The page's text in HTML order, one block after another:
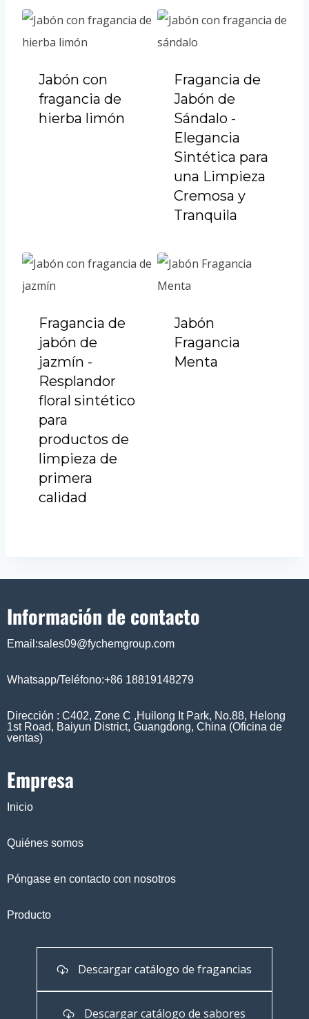
Jabón con
fragancia de
hierba limón
Fragancia de
Jabón de
Sándalo -
Elegancia
Sintética para
una Limpieza
Cremosa y
Tranquila
Fragancia de
jabón de
jazmín -
Resplandor
floral sintético
para
productos de
limpieza de
primera
calidad
Jabón
Fragancia
Menta
Información de contacto
Email:sales09@fychemgroup.com
Whatsapp/Teléfono:+86 18819148279
Dirección : C402, Zone C ,Huilong It Park, No.88, Helong
1st Road, Baiyun District, Guangdong, China (Oficina de
ventas)
Empresa
Inicio
Quiénes somos
Póngase en contacto con nosotros
Producto
Descargar catálogo de fragancias
Descargar catálogo de sabores